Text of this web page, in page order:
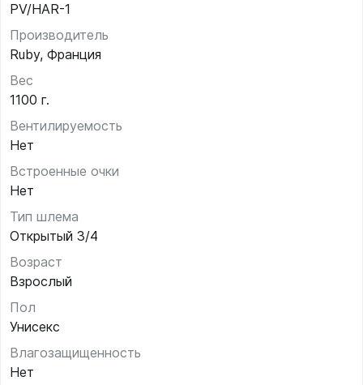
PV/HAR-1
Производитель
Ruby, Франция
Вес
1100 г.
Вентилируемость
Нет
Встроенные очки
Нет
Тип шлема
Открытый 3/4
Возраст
Взрослый
Пол
Унисекс
Влагозащищенность
Нет